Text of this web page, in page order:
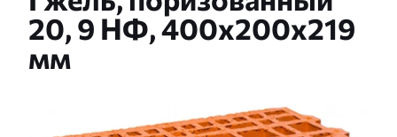
20, 9 НФ, 400x200x219
мм